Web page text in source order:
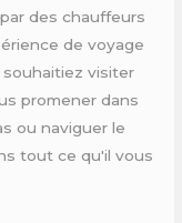
des chauffeurs
de voyage
visiter
promener dans
ou naviguer le
tout ce qu'il vous